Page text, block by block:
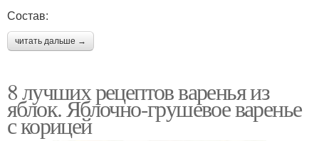
Состав:
читать дальше →
8 лучших рецептов варенья из
яблок. Яблочно-грушевое варенье
с корицей